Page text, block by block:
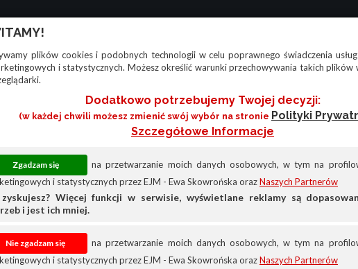
plików cookies i podobnych technologii w celu poprawnego świadczenia
i statystycznych. Możesz określić warunki przechowywania takich plików
Dodatkowo potrzebujemy Twojej decyzji:
(w każdej chwili możesz zmienić swój wybór na stronie Polityki
Szczegółowe Informacje
na przetwarzanie moich danych osobowych, w tym na
i statystycznych przez EJM - Ewa Skowrońska orazNaszych Partnerów
Więcej funkcji w serwisie, wyświetlane reklamy są
i jest ich mniej.
na przetwarzanie moich danych osobowych, w tym na
i statystycznych przez EJM - Ewa Skowrońska orazNaszych Partnerów